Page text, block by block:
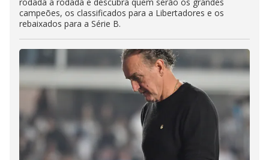
rodada a rodada e descubra quem serão os grandes
campeões, os classificados para a Libertadores e os
rebaixados para a Série B.